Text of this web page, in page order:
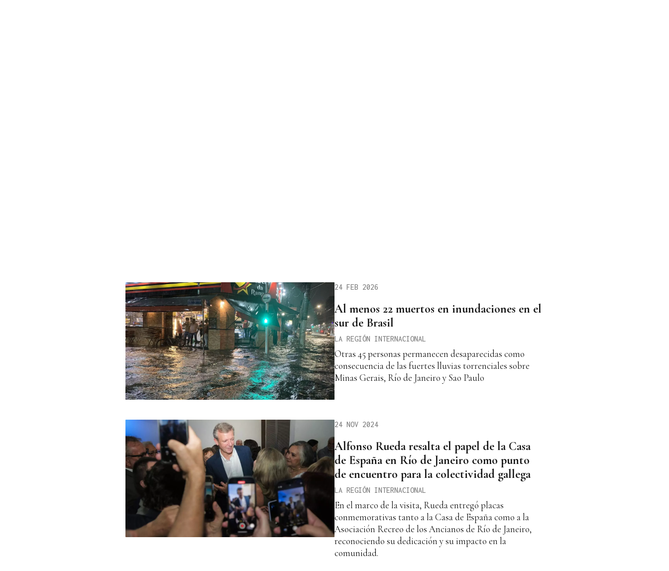
24 FEB 2026
Al menos 22 muertos en inundaciones en el
sur de Brasil
LA REGIÓN INTERNACIONAL
Otras 45 personas permanecen desaparecidas como
consecuencia de las fuertes lluvias torrenciales sobre
Minas Gerais, Río de Janeiro y Sao Paulo
24 NOV 2024
Alfonso Rueda resalta el papel de la Casa
de España en Río de Janeiro como punto
de encuentro para la colectividad gallega
LA REGIÓN INTERNACIONAL
En el marco de la visita, Rueda entregó placas
conmemorativas tanto a la Casa de España como a la
Asociación Recreo de los Ancianos de Río de Janeiro,
reconociendo su dedicación y su impacto en la
comunidad.